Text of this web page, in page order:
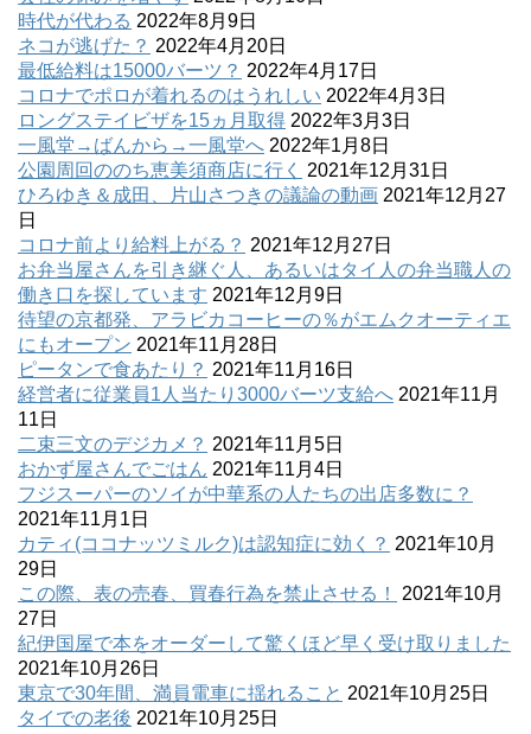
時代が代わる 2022年8月9日
ネコが逃げた？ 2022年4月20日
最低給料は15000バーツ？ 2022年4月17日
コロナでポロが着れるのはうれしい 2022年4月3日
ロングステイビザを15ヵ月取得 2022年3月3日
一風堂→ばんから→一風堂へ 2022年1月8日
公園周回ののち恵美須商店に行く
2021年12月31日
ひろゆき＆成田、片山さつきの議論の動画 2021年12月27
日
コロナ前より給料上がる？ 2021年12月27日
お弁当屋さんを引き継ぐ人、あるいはタイ人の弁当職人の
働き口を探しています 2021年12月9日
待望の京都発、アラビカコーヒーの％がエムクオーティエ
にもオープン 2021年11月28日
ピータンで食あたり？ 2021年11月16日
経営者に従業員1人当たり3000バーツ支給へ 2021年11月
11日
二束三文のデジカメ？ 2021年11月5日
おかず屋さんでごはん 2021年11月4日
フジスーパーのソイが中華系の人たちの出店多数に？
2021年11月1日
カティ(ココナッツミルク)は認知症に効く？ 2021年10月
29日
この際、表の売春、買春行為を禁止させる！
2021年10月
27日
紀伊国屋で本をオーダーして驚くほど早く受け取りました
2021年10月26日
東京で30年間、満員電車に揺れること 2021年10月25日
タイでの老後 2021年10月25日